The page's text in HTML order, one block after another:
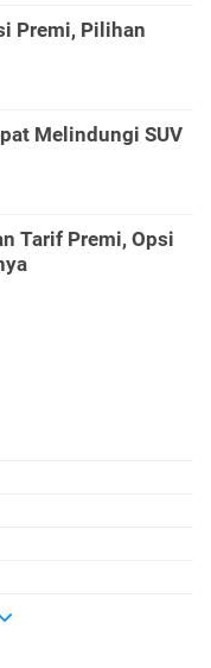
Premi, Pilihan
Melindungi SUV
Tarif Premi, Opsi